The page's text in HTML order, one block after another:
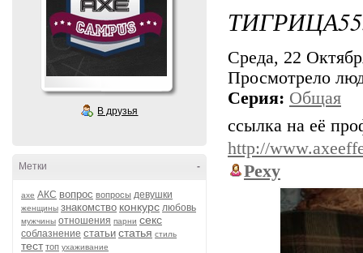
В друзья
-
Метки
axe АКС вопрос вопросы девушки
женщины знакомство конкурс любовь
мужчины отношения парни секс
соблазнение статьи статья стиль
тест топ ухаживание
Среда, 22
Просмотрело
Серия: Общая
ссылка на её
http://
Pexy